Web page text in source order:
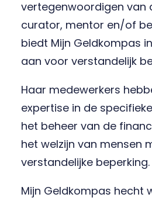
vertegenwoordigen van
curator, mentor en/of
biedt Mijn Geldkompas
aan voor verstandelijk
Haar medewerkers
expertise in de
het beheer van de
het welzijn van mensen
verstandelijke beperking.
Mijn Geldkompas hecht